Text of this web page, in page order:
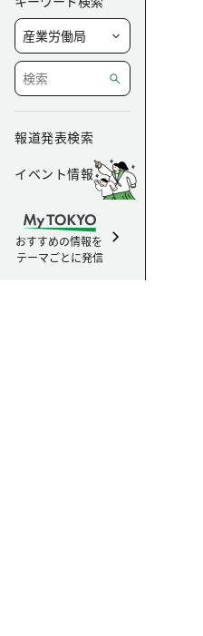
報道発表検索
イベント情報
おすすめの情報を
テーマごとに発信